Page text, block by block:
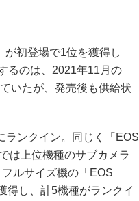
初登場で1位を獲得し
るのは、2021年11月の
いたが、発売後も供給状
ランクイン。同じく「EOS
は上位機種のサブカメラ
ルサイズ機の「EOS
得し、計5機種がランクイ